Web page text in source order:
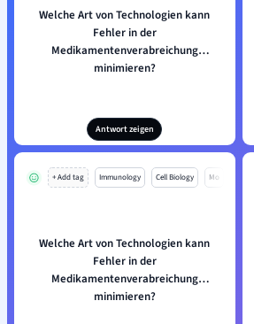
Welche Art von Technologien kann
Fehler in der
Medikamentenverabreichung
minimieren?
Antwort zeigen
+ Add tag Immunology Cell Biology Mo
Welche Art von Technologien kann
Fehler in der
Medikamentenverabreichung
minimieren?